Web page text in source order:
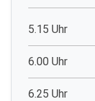
5.15 Uhr
6.00 Uhr
6.25 Uhr